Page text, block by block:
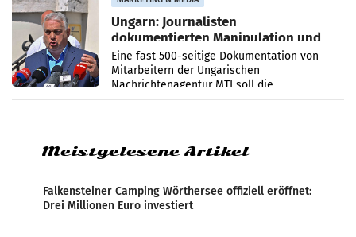
Ungarn: Journalisten
dokumentierten Manipulation und
Zensur
Eine fast 500-seitige Dokumentation von
Mitarbeitern der Ungarischen
Nachrichtenagentur MTI soll die
systematische Nachrichten-Manipulation und
Meistgelesene Artikel
Falkensteiner Camping Wörthersee offiziell eröffnet:
Drei Millionen Euro investiert